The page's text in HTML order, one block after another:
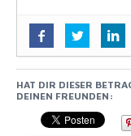
Manches
25. April 2016
Cape
Strand
Wai-O-Tapu,
- 8. April 2016
HAT DIR DIESER
DEINEN FREUNDEN: